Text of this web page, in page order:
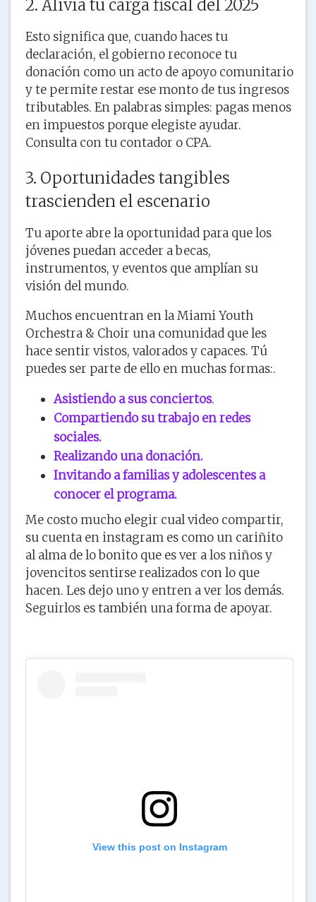
2. Alivia tu carga fiscal del 2025
Esto significa que, cuando haces tu
declaración, el gobierno reconoce tu
donación como un acto de apoyo comunitario
y te permite restar ese monto de tus ingresos
tributables. En palabras simples: pagas menos
en impuestos porque elegiste ayudar.
Consulta con tu contador o CPA.
3. Oportunidades tangibles
trascienden el escenario
Tu aporte abre la oportunidad para que los
jóvenes puedan acceder a becas,
instrumentos, y eventos que amplían su
visión del mundo.
Muchos encuentran en la Miami Youth
Orchestra & Choir una comunidad que les
hace sentir vistos, valorados y capaces. Tú
puedes ser parte de ello en muchas formas:.
Asistiendo a sus conciertos.
Compartiendo su trabajo en redes
sociales.
Realizando una donación.
Invitando a familias y adolescentes a
conocer el programa.
Me costo mucho elegir cual video compartir,
su cuenta en instagram es como un cariñito
al alma de lo bonito que es ver a los niños y
jovencitos sentirse realizados con lo que
hacen. Les dejo uno y entren a ver los demás.
Seguirlos es también una forma de apoyar.
View this post on Instagram